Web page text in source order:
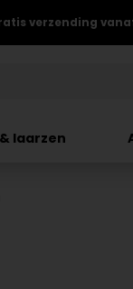
verzending
laarzen